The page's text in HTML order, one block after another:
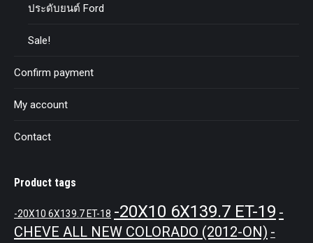
ประดับยนต์ Ford
Sale!
Confirm payment
My account
Contact
Product tags
-20X10 6X139.7 ET-18 -20X10 6X139.7 ET-19 -
CHEVE ALL NEW COLORADO (2012-ON) -